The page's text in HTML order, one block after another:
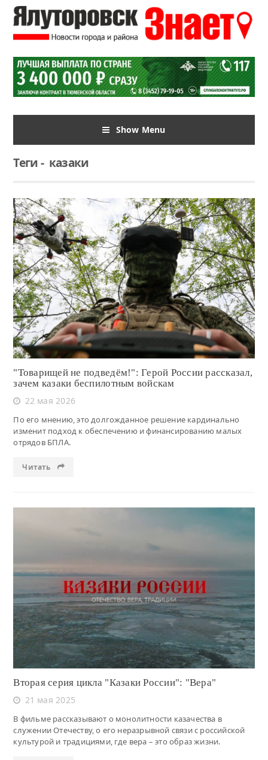
Show Menu
Теги-казаки
Читать
"Товарищей не подведём!": Герой России рассказал,
зачем казаки беспилотным войскам
22 мая 2026
По его мнению, это долгожданное решение кардинально
изменит подход к обеспечению и финансированию малых
отрядов БПЛА.
Читать
Читать
Вторая серия цикла "Казаки России": "Вера"
21 мая 2025
В фильме рассказывают о монолитности казачества в
служении Отечеству, о его неразрывной связи с российской
культурой и традициями, где вера – это образ жизни.